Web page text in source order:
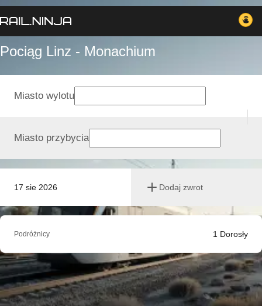
Pociąg Linz - Monachium
17 sie 2026 Dodaj zwrot
Miasto wylotu
Miasto przybycia
Podróżnicy 1 Dorosły